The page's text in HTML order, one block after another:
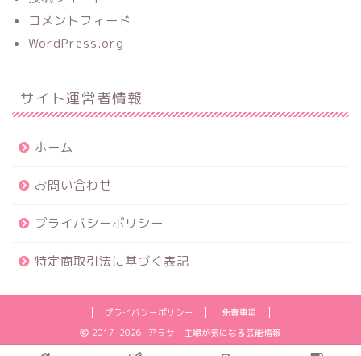
コメントフィード
WordPress.org
サイト運営者情報
ホーム
お問い合わせ
プライバシーポリシー
特定商取引法に基づく表記
プライバシーポリシー
免責事項
2017–2026 アラサー主婦が気になる芸能情報